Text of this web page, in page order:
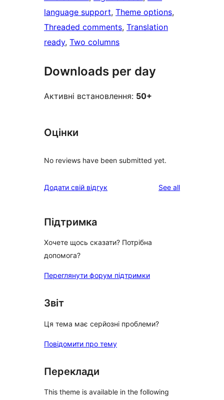
language support, Theme options
Threaded comments, Translation
ready, Two columns
Downloads per day
Активні встановлення: 50+
Оцінки
No reviews have been submitted yet.
Додати свій відгук See allreviews
Підтримка
Хочете щось сказати? Потрібна
допомога?
Переглянути форум підтримки
Звіт
Ця тема має серйозні проблеми?
Повідомити про тему
Переклади
This theme is available in the following